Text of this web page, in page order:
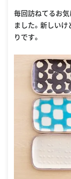
毎回訪ねてるお
ました。新しい
りです。